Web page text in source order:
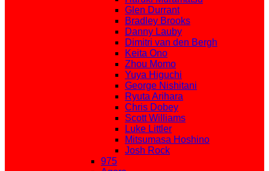
Glen Durrant
Bradley Brooks
Danny Lauby
Dimitri van den Bergh
Keita Ono
Zhou Momo
Yuya Higuchi
George Nishitani
Ryuta Arihara
Chris Dobey
Scott Williams
Luke Littler
Mitsumasa Hoshino
Josh Rock
975